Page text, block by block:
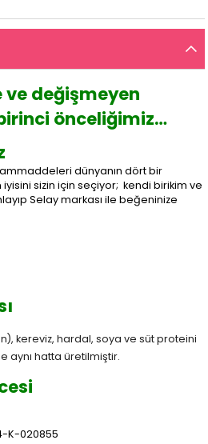
değişmeyen
önceliğimiz…
dünyanın dört bir
iyisini sizin için seçiyor; kendi birikim ve
Selay markası ile beğeninize
kereviz, hardal, soya ve süt proteini
aynı hatta üretilmiştir.
K-020855